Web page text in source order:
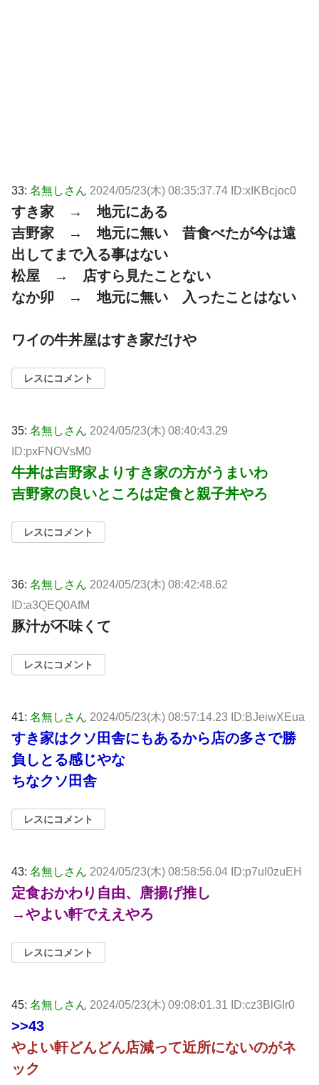
33: 名無しさん 2024/05/23(木) 08:35:37.74 ID:xIKBcjoc0
すき家 → 地元にある
吉野家 → 地元に無い 昔食べたが今は遠
出してまで入る事はない
松屋 → 店すら見たことない
なか卯 → 地元に無い 入ったことはない
ワイの牛丼屋はすき家だけや
レスにコメント
35: 名無しさん 2024/05/23(木) 08:40:43.29
ID:pxFNOVsM0
牛丼は吉野家よりすき家の方がうまいわ
吉野家の良いところは定食と親子丼やろ
レスにコメント
36: 名無しさん 2024/05/23(木) 08:42:48.62
ID:a3QEQ0AfM
豚汁が不味くて
レスにコメント
41: 名無しさん 2024/05/23(木) 08:57:14.23 ID:BJeiwXEua
すき家はクソ田舎にもあるから店の多さで勝
負しとる感じやな
ちなクソ田舎
レスにコメント
43: 名無しさん 2024/05/23(木) 08:58:56.04 ID:p7uI0zuEH
定食おかわり自由、唐揚げ推し
→やよい軒でええやろ
レスにコメント
45: 名無しさん 2024/05/23(木) 09:08:01.31 ID:cz3BlGIr0
>>43
やよい軒どんどん店減って近所にないのがネ
ック